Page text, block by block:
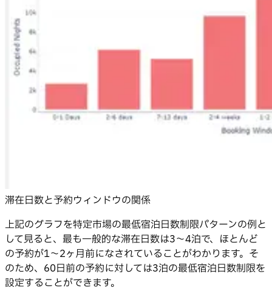
滞在日数と予約ウィンドウの関係
上記のグラフを特定市場の最低宿泊日数制限パターンの例と
して見ると、最も一般的な滞在日数は3〜4泊で、ほとんど
の予約が1〜2ヶ月前になされていることがわかります。そ
のため、60日前の予約に対しては3泊の最低宿泊日数制限を
設定することができます。